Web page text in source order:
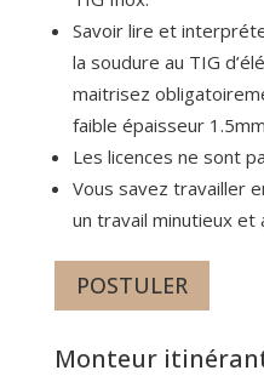
Savoir lire et
la soudure au TIG
maitrisez
faible épaisseur
Les licences ne sont
Vous savez travailler
un travail minutieux et
POSTULER
Monteur